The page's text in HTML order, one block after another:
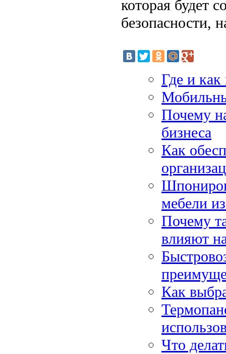
которая будет
безопасности,
Где и
Почему
бизнеса
Как
мебели
Почему
влияют
Как
Что